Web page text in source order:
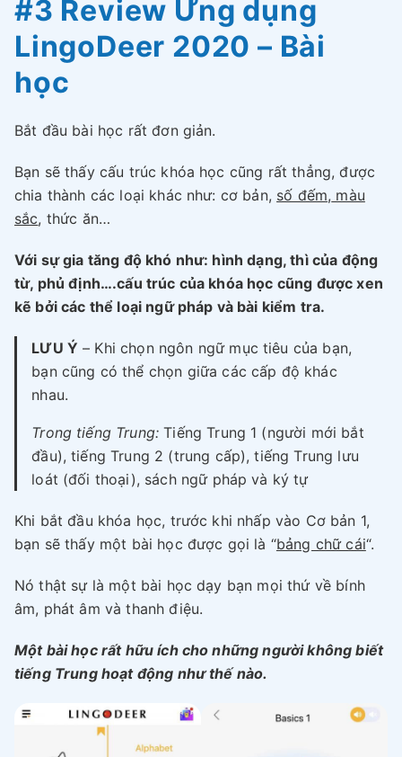
#3 Review Ứng dụng
LingoDeer 2020 – Bài
học
Bắt đầu bài học rất đơn giản.
Bạn sẽ thấy cấu trúc khóa học cũng rất thẳng, được
chia thành các loại khác như: cơ bản, số đếm, màu
sắc, thức ăn…
Với sự gia tăng độ khó như: hình dạng, thì của động
từ, phủ định….cấu trúc của khóa học cũng được xen
kẽ bởi các thể loại ngữ pháp và bài kiểm tra.
LƯU Ý – Khi chọn ngôn ngữ mục tiêu của bạn,
bạn cũng có thể chọn giữa các cấp độ khác
nhau.
Trong tiếng Trung:Tiếng Trung 1 (người mới bắt
đầu), tiếng Trung 2 (trung cấp), tiếng Trung lưu
loát (đối thoại), sách ngữ pháp và ký tự
Khi bắt đầu khóa học, trước khi nhấp vào Cơ bản 1,
bạn sẽ thấy một bài học được gọi là “bảng chữ cái“.
Nó thật sự là một bài học dạy bạn mọi thứ về bính
âm, phát âm và thanh điệu.
Một bài học rất hữu ích cho những người không biết
tiếng Trung hoạt động như thế nào.